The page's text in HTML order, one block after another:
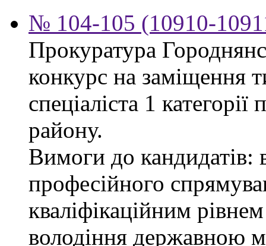
№ 104-105 (10910-
Прокуратура
конкурс на заміщення
спеціаліста 1
району.
Вимоги до кандидатів:
професійного
кваліфікаційним
володіння державною